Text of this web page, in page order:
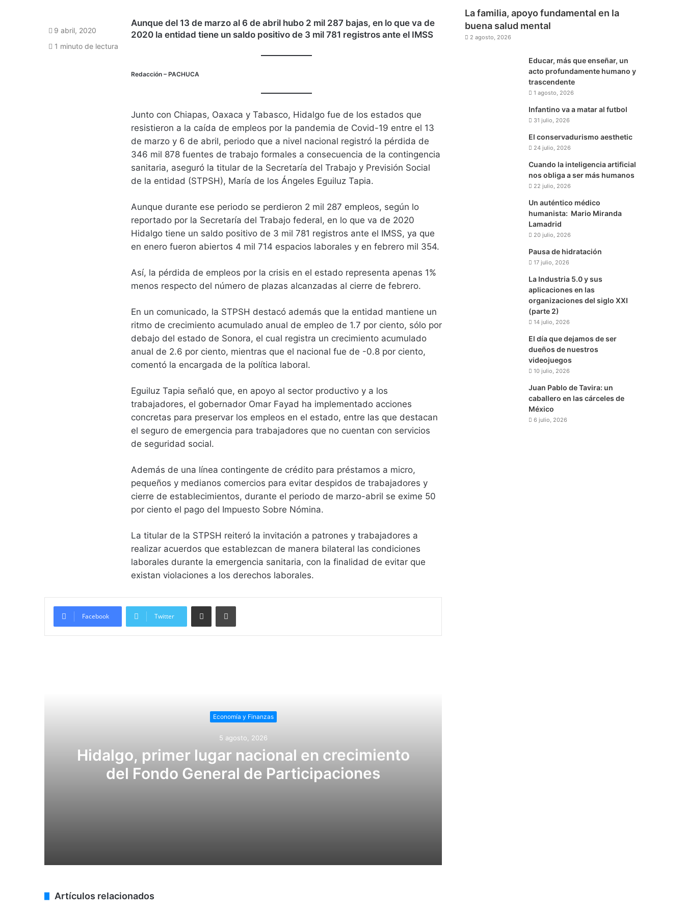
Aunque del 13 de marzo al 6 de abril hubo 2 mil 287 bajas, en lo que va de
2020 la entidad tiene un saldo positivo de 3 mil 781 registros ante el IMSS
Redacción – PACHUCA
Junto con Chiapas, Oaxaca y Tabasco, Hidalgo fue de los estados que
resistieron a la caída de empleos por la pandemia de Covid-19 entre el 13
de marzo y 6 de abril, periodo que a nivel nacional registró la pérdida de
346 mil 878 fuentes de trabajo formales a consecuencia de la contingencia
sanitaria, aseguró la titular de la Secretaría del Trabajo y Previsión Social
de la entidad (STPSH), María de los Ángeles Eguiluz Tapia.
Aunque durante ese periodo se perdieron 2 mil 287 empleos, según lo
reportado por la Secretaría del Trabajo federal, en lo que va de 2020
Hidalgo tiene un saldo positivo de 3 mil 781 registros ante el IMSS, ya que
en enero fueron abiertos 4 mil 714 espacios laborales y en febrero mil 354.
Así, la pérdida de empleos por la crisis en el estado representa apenas 1%
menos respecto del número de plazas alcanzadas al cierre de febrero.
En un comunicado, la STPSH destacó además que la entidad mantiene un
ritmo de crecimiento acumulado anual de empleo de 1.7 por ciento, sólo por
debajo del estado de Sonora, el cual registra un crecimiento acumulado
anual de 2.6 por ciento, mientras que el nacional fue de -0.8 por ciento,
comentó la encargada de la política laboral.
Eguiluz Tapia señaló que, en apoyo al sector productivo y a los
trabajadores, el gobernador Omar Fayad ha implementado acciones
concretas para preservar los empleos en el estado, entre las que destacan
el seguro de emergencia para trabajadores que no cuentan con servicios
de seguridad social.
Además de una línea contingente de crédito para préstamos a micro,
pequeños y medianos comercios para evitar despidos de trabajadores y
cierre de establecimientos, durante el periodo de marzo-abril se exime 50
por ciento el pago del Impuesto Sobre Nómina.
La titular de la STPSH reiteró la invitación a patrones y trabajadores a
realizar acuerdos que establezcan de manera bilateral las condiciones
laborales durante la emergencia sanitaria, con la finalidad de evitar que
existan violaciones a los derechos laborales.
9 abril, 2020
1 minuto de lectura
Facebook Twitter
Compartir vía email Imprimir
Economía y Finanzas
5 agosto, 2026
Hidalgo, primer lugar nacional en crecimiento
del Fondo General de Participaciones
Alcanzó Hidalgo un crecimiento anual de 8.2% en el primer trimestre de 2026
Artículos relacionados
La familia, apoyo fundamental en la
buena salud mental
2 agosto, 2026
Educar, más que enseñar, un
acto profundamente humano y
trascendente
1 agosto, 2026
Infantino va a matar al futbol
31 julio, 2026
El conservadurismo aesthetic
24 julio, 2026
Cuando la inteligencia artificial
nos obliga a ser más humanos
22 julio, 2026
Un auténtico médico
humanista: Mario Miranda
Lamadrid
20 julio, 2026
Pausa de hidratación
17 julio, 2026
La Industria 5.0 y sus
aplicaciones en las
organizaciones del siglo XXI
(parte 2)
14 julio, 2026
El día que dejamos de ser
dueños de nuestros
videojuegos
10 julio, 2026
Juan Pablo de Tavira: un
caballero en las cárceles de
México
6 julio, 2026